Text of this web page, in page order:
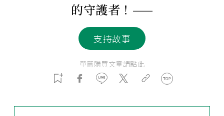
的守護者！——
支持故事
單篇購買文章請點此